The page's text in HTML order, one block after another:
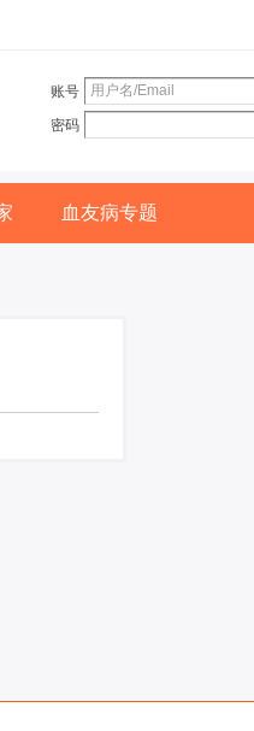
账号
密码
血友病专题